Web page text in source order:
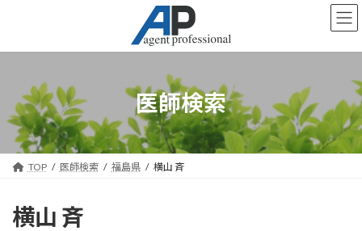
ン
キ
プ
ー
に
動
医師検索
TOP 医師検索 福島県 横山 斉
横山 斉